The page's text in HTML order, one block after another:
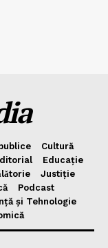
Cultură
Educație
Justiție
Podcast
și Tehnologie